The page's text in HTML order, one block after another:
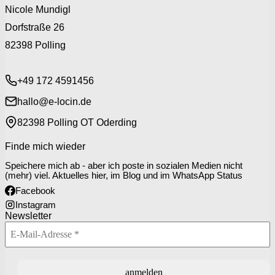
Nicole Mundigl
Dorfstraße 26
82398 Polling
+49 172 4591456
hallo@e-locin.de
82398 Polling OT Oderding
Finde mich wieder
Speichere mich ab - aber ich poste in sozialen Medien nicht
(mehr) viel. Aktuelles hier, im Blog und im WhatsApp Status
Facebook
Instagram
Newsletter